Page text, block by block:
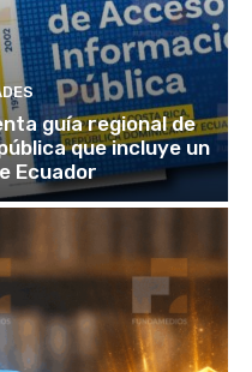
guía regional de
que incluye un
Ecuador